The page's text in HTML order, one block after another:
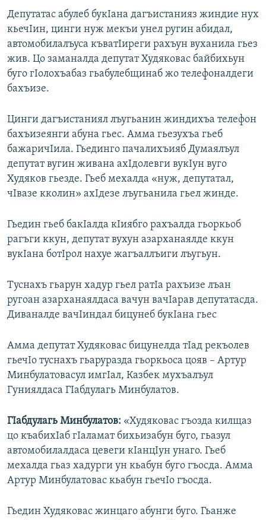
Депутатас абулеб букIана дагъистанияз жиндие нух
кьечIин, цинги нуж мекъи унел ругин абидал,
автомобилалъуса къватIиреги рахъун вуханила гьез
жив. Цо заманалда депутат Худяковас байбихьун
буго гIолохъабаз гьабулебщинаб жо телефоналдеги
бахъизе.
Цинги дагъистаниял лъугьанин жиндихъа телефон
бахъизеянги абуна гьес. Амма гьезухъа гьеб
бажаричIила. Гьединго пачалихъияб Думаялъул
депутат вугин живана ахIдолевги вукIун вуго
Худяков гьезде. Гьеб мехалда «нуж, депутатал,
чIвазе кколин» ахIдезе лъугьанила гьел жинде.
Гьедин гьеб бакIалда кIиябго рахъалда гьоркьоб
рагъги ккун, депутат вухун азарханаялде ккун
вукIана ботIрол нахуе жагъаллъиги лъугьун.
Туснахъ гьарун хадур гьел ратIа рахъизе лъан
ругоан азарханаялдаса вачун вачIарав депутатасда.
Диваналде вачIиндал бицунеб букIана гьес
Амма депутат Худяковас бицунелда тIад рекъолев
гьечIо туснахъ гьаруразда гьоркьоса цояв – Артур
Минбулатовасул имгIал, Казбек мухъалъул
Гуниялдаса ГIабдулагь Минбулатов.
ГIабдулагь Минбулатов: «Худяковас гъозда килщаз
цо къабихIаб гIаламат бихьизабун буго, гьазул
автомобилалдаса цевеги кIанцIун унаго. Гьеб
мехалда гьаз хадурги ун кьабун буго гъосда. Амма
Артур Минбулатовас кьабун гьечIо гъосда.
Гьедин Худяковас жинцаго абунги буго. Гьанже